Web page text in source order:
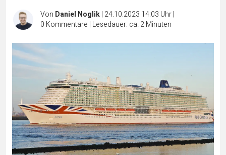
Von Daniel Noglik| 24.10.2023 14:03 Uhr|
0 Kommentare | Lesedauer: ca. 2 Minuten